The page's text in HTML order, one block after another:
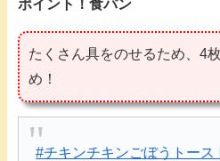
ポイント！食パン
たくさん具をのせるため、4
め！
#チキンチキンごぼうトース